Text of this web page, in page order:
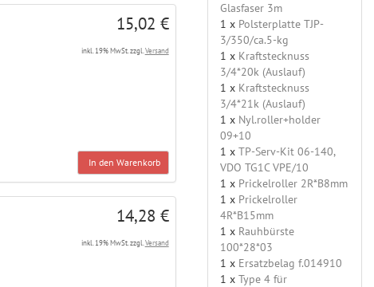
15,02 €
inkl. 19% MwSt. zzgl. Versand
In den Warenkorb
14,28 €
inkl. 19% MwSt. zzgl. Versand
Glasfaser 3m
1 x Polsterplatte TJP-
3/350/ca.5-kg
1 x Kraftstecknuss
3/4*20k (Auslauf)
1 x Kraftstecknuss
3/4*21k (Auslauf)
1 x Nyl.roller+holder
09+10
1 x TP-Serv-Kit 06-140,
VDO TG1C VPE/10
1 x Prickelroller 2R*B8mm
1 x Prickelroller
4R*B15mm
1 x Rauhbürste
100*28*03
1 x Ersatzbelag f.014910
1 x Type 4 für